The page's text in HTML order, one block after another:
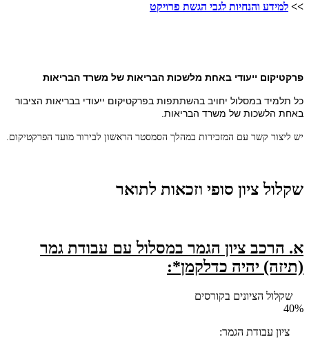
>> למידע והנחיות לגבי הגשת פרויקט
פרקטיקום ייעודי באחת מלשכות הבריאות של משרד הבריאות
כל תלמיד במסלול יחויב בהשתתפות בפרקטיקום ייעודי בבריאות הציבור
באחת הלשכות של משרד הבריאות.
יש ליצור קשר עם המזכירות במהלך הסמסטר הראשון לבירור מועד הפרקטיקום.
שקלול ציון סופי וזכאות לתואר
א. הרכב ציון הגמר במסלול עם עבודת גמר
(תיזה) יהיה כדלקמן*:
שקלול הציונים בקורסים
40%
ציון עבודת הגמר: